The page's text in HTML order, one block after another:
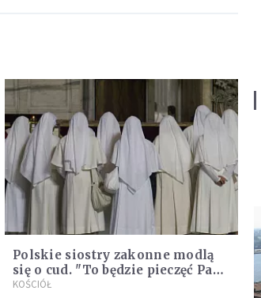
Polskie siostry zakonne modlą
się o cud. "To będzie pieczęć Pana
Boga dla naszej wiary"
KOŚCIÓŁ